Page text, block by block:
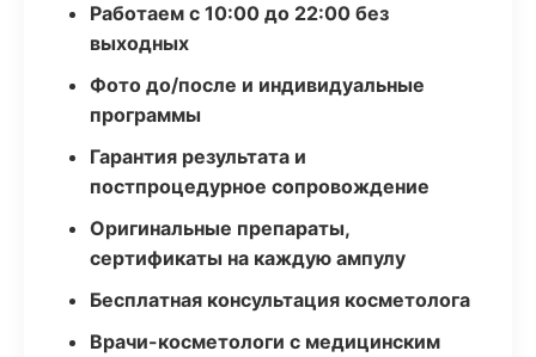
Работаем с 10:00 до 22:00 без
выходных
Фото до/после и индивидуальные
программы
Гарантия результата и
постпроцедурное сопровождение
Оригинальные препараты,
сертификаты на каждую ампулу
Бесплатная консультация косметолога
Врачи-косметологи с медицинским